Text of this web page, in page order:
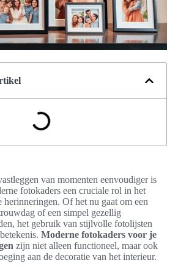
van momenten eenvoudiger is
fotokaders een cruciale rol in het
herinneringen. Of het nu gaat om een
of een simpel gezellig
het gebruik van stijlvolle fotolijsten
Moderne fotokaders voor je
zijn niet alleen functioneel, maar ook
aan de decoratie van het interieur.